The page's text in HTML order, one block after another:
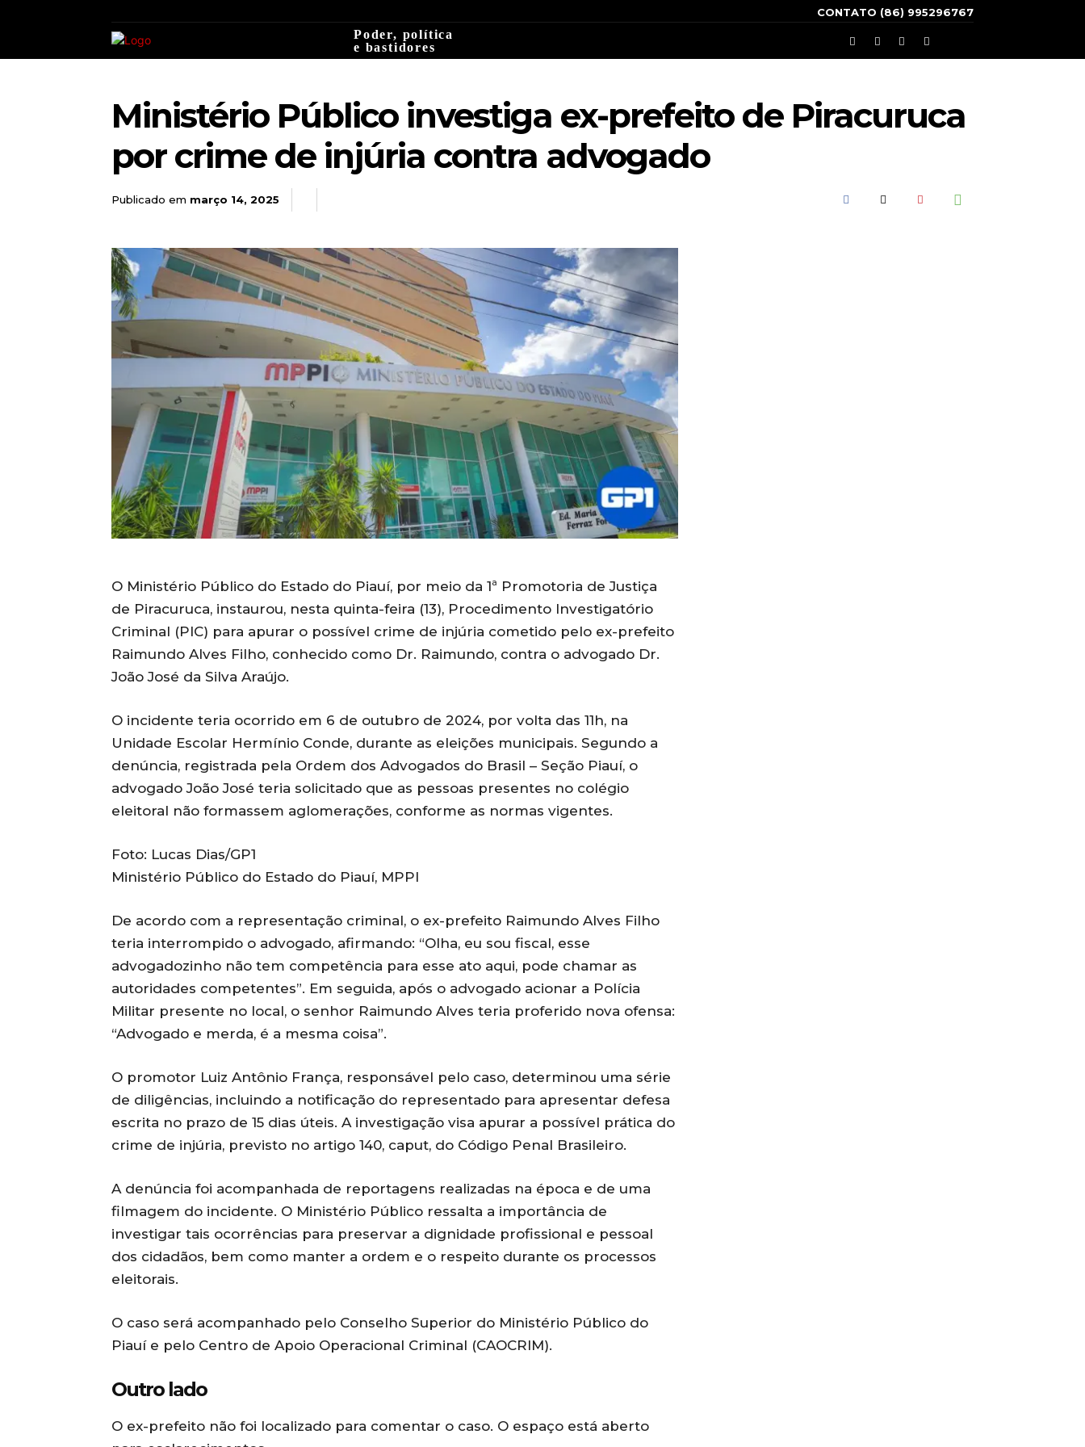
CONTATO (86) 995296767
Poder, política
e bastidores
Ministério Público investiga ex-prefeito de Piracuruca
por crime de injúria contra advogado
Publicado em março 14, 2025
O Ministério Público do Estado do Piauí, por meio da 1ª Promotoria de Justiça
de Piracuruca, instaurou, nesta quinta-feira (13), Procedimento Investigatório
Criminal (PIC) para apurar o possível crime de injúria cometido pelo ex-prefeito
Raimundo Alves Filho, conhecido como Dr. Raimundo, contra o advogado Dr.
João José da Silva Araújo.
O incidente teria ocorrido em 6 de outubro de 2024, por volta das 11h, na
Unidade Escolar Hermínio Conde, durante as eleições municipais. Segundo a
denúncia, registrada pela Ordem dos Advogados do Brasil – Seção Piauí, o
advogado João José teria solicitado que as pessoas presentes no colégio
eleitoral não formassem aglomerações, conforme as normas vigentes.
Foto: Lucas Dias/GP1
Ministério Público do Estado do Piauí, MPPI
De acordo com a representação criminal, o ex-prefeito Raimundo Alves Filho
teria interrompido o advogado, afirmando: “Olha, eu sou fiscal, esse
advogadozinho não tem competência para esse ato aqui, pode chamar as
autoridades competentes”. Em seguida, após o advogado acionar a Polícia
Militar presente no local, o senhor Raimundo Alves teria proferido nova ofensa:
“Advogado e merda, é a mesma coisa”.
O promotor Luiz Antônio França, responsável pelo caso, determinou uma série
de diligências, incluindo a notificação do representado para apresentar defesa
escrita no prazo de 15 dias úteis. A investigação visa apurar a possível prática do
crime de injúria, previsto no artigo 140, caput, do Código Penal Brasileiro.
A denúncia foi acompanhada de reportagens realizadas na época e de uma
filmagem do incidente. O Ministério Público ressalta a importância de
investigar tais ocorrências para preservar a dignidade profissional e pessoal
dos cidadãos, bem como manter a ordem e o respeito durante os processos
eleitorais.
O caso será acompanhado pelo Conselho Superior do Ministério Público do
Piauí e pelo Centro de Apoio Operacional Criminal (CAOCRIM).
Outro lado
O ex-prefeito não foi localizado para comentar o caso. O espaço está aberto